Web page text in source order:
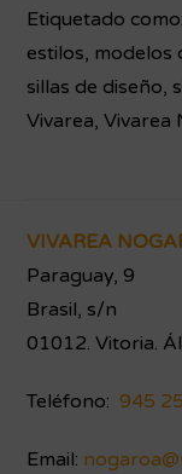
Etiquetado como:
estilos, modelos
sillas de diseño,
Vivarea,Vivarea
Footer
VIVAREA
Paraguay, 9
Brasil, s/n
01012. Vitoria.
Teléfono: 945
Email: